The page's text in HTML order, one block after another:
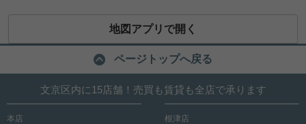
地図アプリで開く
ページトップへ戻る
文京区内に15店舗！売買も賃貸も全店で承ります
本店 根津店